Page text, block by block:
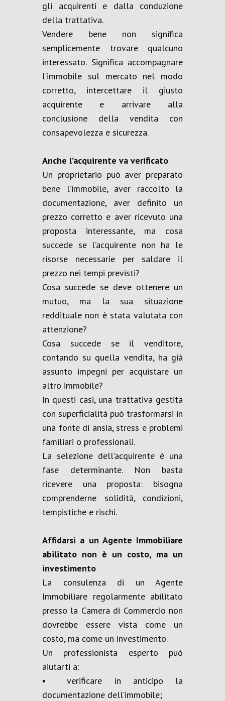
gli acquirenti e dalla conduzione
della trattativa.
Vendere bene non significa
semplicemente trovare qualcuno
interessato. Significa accompagnare
l’immobile sul mercato nel modo
corretto, intercettare il giusto
acquirente e arrivare alla
conclusione della vendita con
consapevolezza e sicurezza.
Anche l’acquirente va verificato
Un proprietario può aver preparato
bene l’immobile, aver raccolto la
documentazione, aver definito un
prezzo corretto e aver ricevuto una
proposta interessante, ma cosa
succede se l’acquirente non ha le
risorse necessarie per saldare il
prezzo nei tempi previsti?
Cosa succede se deve ottenere un
mutuo, ma la sua situazione
reddituale non è stata valutata con
attenzione?
Cosa succede se il venditore,
contando su quella vendita, ha già
assunto impegni per acquistare un
altro immobile?
In questi casi, una trattativa gestita
con superficialità può trasformarsi in
una fonte di ansia, stress e problemi
familiari o professionali.
La selezione dell’acquirente è una
fase determinante. Non basta
ricevere una proposta: bisogna
comprenderne solidità, condizioni,
tempistiche e rischi.
Affidarsi a un Agente Immobiliare
abilitato non è un costo, ma un
investimento
La consulenza di un Agente
Immobiliare regolarmente abilitato
presso la Camera di Commercio non
dovrebbe essere vista come un
costo, ma come un investimento.
Un professionista esperto può
aiutarti a:
▪️ verificare in anticipo la
documentazione dell’immobile;